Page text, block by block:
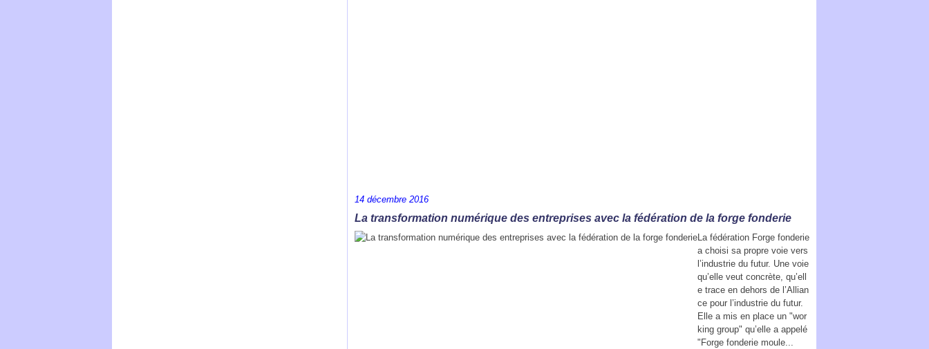
14 décembre 2016
La transformation numérique des entreprises avec la fédération de la forge fonderie
La fédération Forge fonderie
a choisi sa propre voie vers
l’industrie du futur. Une voie
qu’elle veut concrète, qu’ell
e trace en dehors de l’Allian
ce pour l’industrie du futur.
Elle a mis en place un "wor
king group" qu’elle a appelé
"Forge fonderie moule...